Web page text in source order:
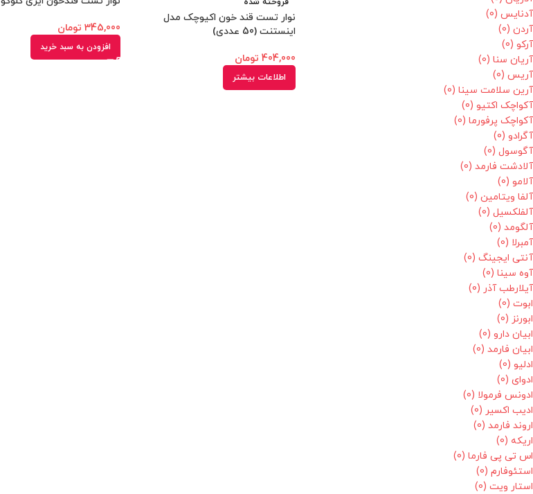
آدنایس (0)
آردن (0)
آرکو (0)
آریان سنا (0)
آریس (0)
آرین سلامت سینا (0)
آکواچک اکتیو (0)
آکواچک پرفورما (0)
آگرادو (0)
آگوسول (0)
آلادشت فارمد (0)
آلامو (0)
آلفا ویتامین (0)
آلفلکسیل (0)
آلگومد (0)
آمبرلا (0)
آنتی ایجینگ (0)
آوه سینا (0)
آیلارطب آذر (0)
ابوت (0)
ابورنز (0)
ابیان دارو (0)
ابیان فارمد (0)
ادلیو (0)
ادوای (0)
ادونس فرمولا (0)
ادیب اکسیر (0)
اروند فارمد (0)
اریکه (0)
اس تی پی فارما (0)
استئوفارم (0)
استار ویت (0)
نوار تست قند خون اکیوچک مدل
اینستنت (50 عددی)
404,000 تومان
اطلاعات بیشتر
345,000 تومان
افزودن به سبد خرید